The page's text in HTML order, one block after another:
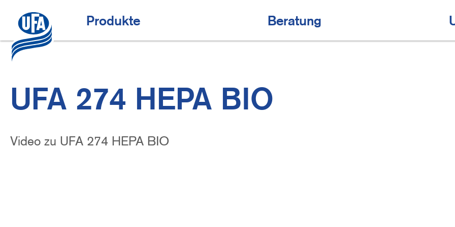
Inhalt
H
a
t
n
v
i
Produkte Beratung
Top-Angebote
UFA 274 HEPA BIO
Video zu UFA 274 HEPA BIO